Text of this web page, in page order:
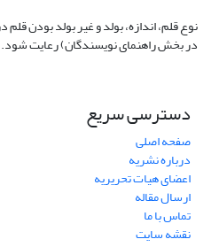
نوع قلم، اندازه، بولد و غیر بولد بودن
در بخش راهنمای نویسندگان) رعایت شود.
دسترسی سریع
صفحه اصلی
درباره نشریه
اعضای هیات تحریریه
ارسال مقاله
تماس با ما
نقشه سایت